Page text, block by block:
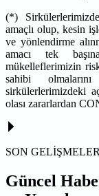
(*)
amaçlı olup, kesin
ve yönlendirme
amacı tek
mükelleflerimizin
sahibi
sirkülerlerimizdeki
olası zararlardan
SON GELİŞMELER
Güncel